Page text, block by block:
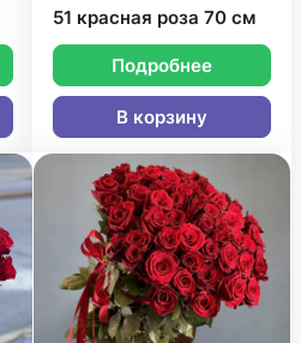
51 красная роза 70 см
Подробнее
В корзину